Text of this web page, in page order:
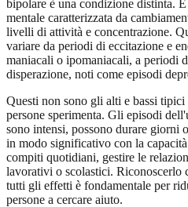
bipolare è una condizione distinta.
mentale caratterizzata da
livelli di attività e concentrazione.
variare da periodi di eccitazione e
maniacali o ipomaniacali, a periodi
disperazione, noti come episodi
Questi non sono gli alti e bassi
persone sperimenta. Gli episodi
sono intensi, possono durare giorni
in modo significativo con la
compiti quotidiani, gestire le
lavorativi o scolastici. Riconoscerlo
tutti gli effetti è fondamentale per
persone a cercare aiuto.